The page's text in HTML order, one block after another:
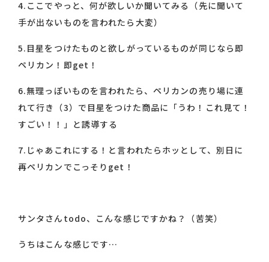
4.ここでやっと、何が欲しいか聞いてみる（先に聞いて
手が出ないものを言われたら大変）
5.目星をつけたものと欲しがっているものが同じなら即
ペリカン！即get！
6.無理っぽいものを言われたら、ペリカンの売り場に連
れて行き（3）で目星をつけた商品に「うわ！これ見て！
すごい！！」と誘導する
7.じゃあこれにする！と言われたらホッとして、別日に
再ペリカンでこっそりget！
サンタさんtodo、こんな感じですかね？（苦笑）
うちはこんな感じです…